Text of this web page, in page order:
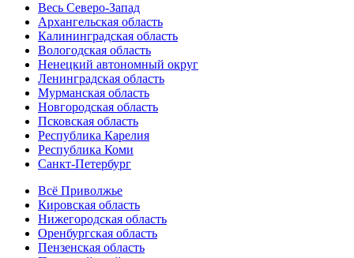
Весь Северо-Запад
Архангельская область
Калининградская область
Вологодская область
Ненецкий автономный округ
Ленинградская область
Мурманская область
Новгородская область
Псковская область
Республика Карелия
Республика Коми
Санкт-Петербург
Всё Приволжье
Кировская область
Нижегородская область
Оренбургская область
Пензенская область